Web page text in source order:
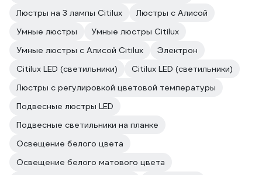
Люстры на 3 лампы Citilux
Люстры с Алисой
Умные люстры
Умные люстры Citilux
Умные люстры с Алисой Citilux
Электрон
Citilux LED (светильники)
Citilux LED (светильники)
Люстры с регулировкой цветовой температуры
Подвесные люстры LED
Подвесные светильники на планке
Освещение белого цвета
Освещение белого матового цвета